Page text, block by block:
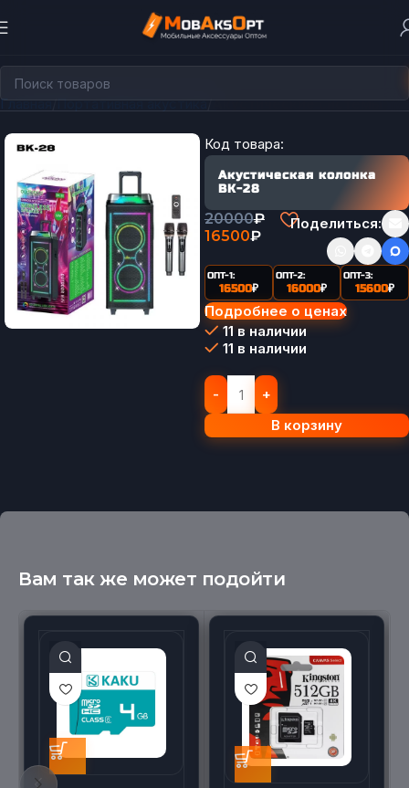
Главная Портативная акустика Акустические системы
Код товара:
Акустическая колонка
BK-28
20000₽
16500₽
Поделиться:
ОПТ-1:
16500₽
ОПТ-2:
16000₽
ОПТ-3:
15600₽
Подробнее о ценах
11 в наличии
11 в наличии
В корзину
Вам так же может подойти